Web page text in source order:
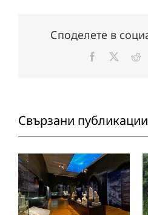
Споделете в
Facebook
Свързани публикации